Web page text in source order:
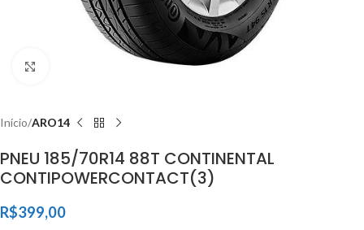
Início ARO14
PNEU 185/70R14 88T CONTINENTAL
CONTIPOWERCONTACT(3)
R$399,00